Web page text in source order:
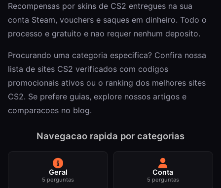
Recompensas por skins de CS2 entregues na sua
conta Steam, vouchers e saques em dinheiro. Todo o
processo e gratuito e nao requer nenhum deposito.
Procurando uma categoria especifica? Confira nossa
lista de sites CS2 verificados com codigos
promocionais ativos ou o ranking dos melhores sites
CS2. Se prefere guias, explore nossos artigos e
comparacoes no blog.
Navegacao rapida por categorias
Geral
5 perguntas
Conta
5 perguntas